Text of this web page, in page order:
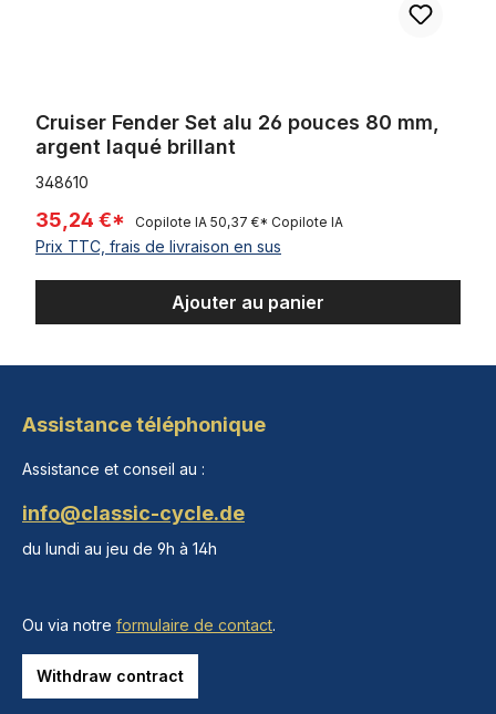
Cruiser Fender Set alu 26 pouces 80 mm,
argent laqué brillant
348610
35,24 €* Copilote IA 50,37 €* Copilote IA
Prix TTC, frais de livraison en sus
Ajouter au panier
Assistance téléphonique
Assistance et conseil au :
info@classic-cycle.de
du lundi au jeu de 9h à 14h
Ou via notre formulaire de contact.
Withdraw contract